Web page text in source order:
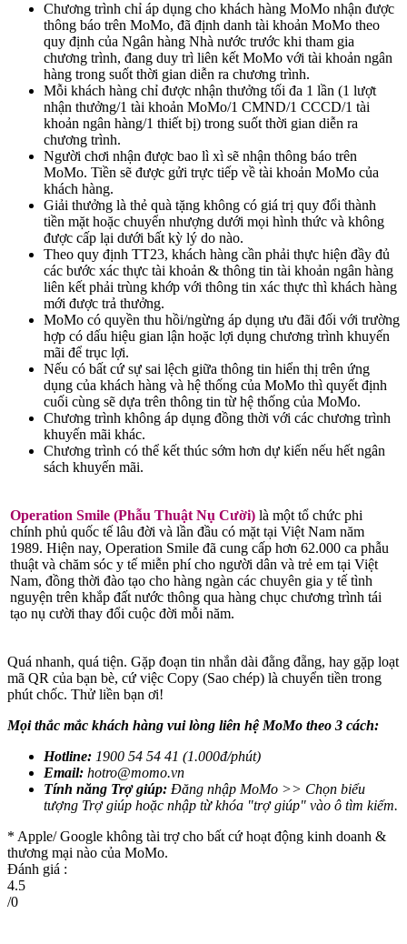
Chương trình chỉ áp dụng cho khách hàng MoMo nhận được
thông báo trên MoMo, đã định danh tài khoản MoMo theo
quy định của Ngân hàng Nhà nước trước khi tham gia
chương trình, đang duy trì liên kết MoMo với tài khoản ngân
hàng trong suốt thời gian diễn ra chương trình.
Mỗi khách hàng chỉ được nhận thưởng tối đa 1 lần (1 lượt
nhận thưởng/1 tài khoản MoMo/1 CMND/1 CCCD/1 tài
khoản ngân hàng/1 thiết bị) trong suốt thời gian diễn ra
chương trình.
Người chơi nhận được bao lì xì sẽ nhận thông báo trên
MoMo. Tiền sẽ được gửi trực tiếp về tài khoản MoMo của
khách hàng.
Giải thưởng là thẻ quà tặng không có giá trị quy đổi thành
tiền mặt hoặc chuyển nhượng dưới mọi hình thức và không
được cấp lại dưới bất kỳ lý do nào.
Theo quy định TT23, khách hàng cần phải thực hiện đầy đủ
các bước xác thực tài khoản & thông tin tài khoản ngân hàng
liên kết phải trùng khớp với thông tin xác thực thì khách hàng
mới được trả thưởng.
MoMo có quyền thu hồi/ngừng áp dụng ưu đãi đối với trường
hợp có dấu hiệu gian lận hoặc lợi dụng chương trình khuyến
mãi để trục lợi.
Nếu có bất cứ sự sai lệch giữa thông tin hiển thị trên ứng
dụng của khách hàng và hệ thống của MoMo thì quyết định
cuối cùng sẽ dựa trên thông tin từ hệ thống của MoMo.
Chương trình không áp dụng đồng thời với các chương trình
khuyến mãi khác.
Chương trình có thể kết thúc sớm hơn dự kiến nếu hết ngân
sách khuyến mãi.
Operation Smile (Phẫu Thuật Nụ Cười) là một tổ chức phi
chính phủ quốc tế lâu đời và lần đầu có mặt tại Việt Nam năm
1989. Hiện nay, Operation Smile đã cung cấp hơn 62.000 ca phẫu
thuật và chăm sóc y tế miễn phí cho người dân và trẻ em tại Việt
Nam, đồng thời đào tạo cho hàng ngàn các chuyên gia y tế tình
nguyện trên khắp đất nước thông qua hàng chục chương trình tái
tạo nụ cười thay đổi cuộc đời mỗi năm.
Quá nhanh, quá tiện. Gặp đoạn tin nhắn dài đằng đẵng, hay gặp loạt
mã QR của bạn bè, cứ việc Copy (Sao chép) là chuyển tiền trong
phút chốc. Thử liền bạn ơi!
Mọi thắc mắc khách hàng vui lòng liên hệ MoMo theo 3 cách:
Hotline: 1900 54 54 41 (1.000đ/phút)
Email: hotro@momo.vn
Tính năng Trợ giúp: Đăng nhập MoMo >> Chọn biểu
tượng Trợ giúp hoặc nhập từ khóa "trợ giúp" vào ô tìm kiếm.
* Apple/ Google không tài trợ cho bất cứ hoạt động kinh doanh &
thương mại nào của MoMo.
Đánh giá :
4.5
/0